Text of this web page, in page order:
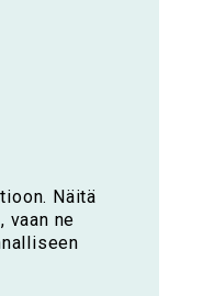
Näitä
vaan ne